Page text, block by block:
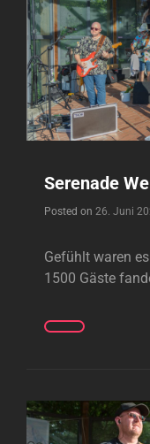
Serenade
Posted on 26. Juni
Gefühlt waren
1500 Gäste
SERENADE